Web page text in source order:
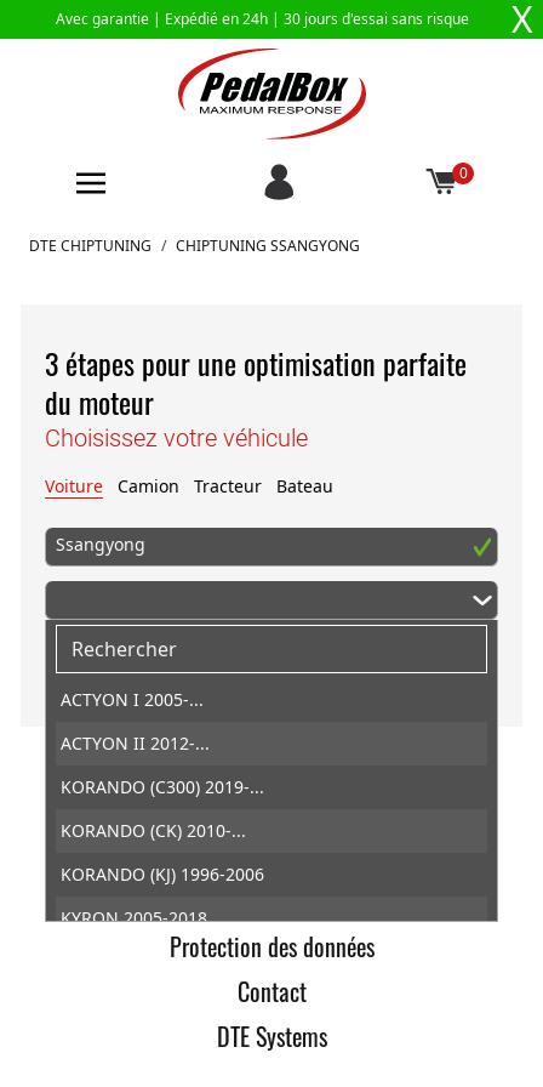
Avec garantie | Expédié en 24h | 30 jours d'essai sans risque X
0
Aller au contenu
DTE CHIPTUNING / CHIPTUNING SSANGYONG
3 étapes pour une optimisation parfaite
du moteur
Choisissez votre véhicule
Voiture Camion Tracteur Bateau
Ssangyong
ACTYON I 2005-...
ACTYON II 2012-...
KORANDO (C300) 2019-...
KORANDO (CK) 2010-...
KORANDO (KJ) 1996-2006
KYRON 2005-2018
MUSSO (FJ) 1993-2007
REXTON (Y400, Y450) 2017-...
Protection des données
Contact
DTE Systems